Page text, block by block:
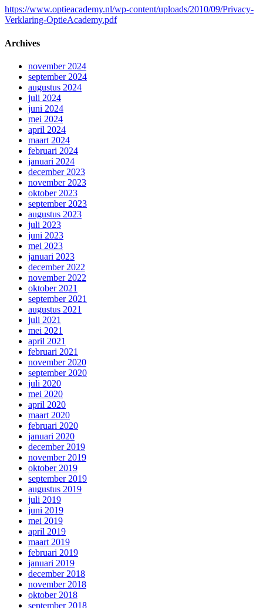
https://www.optieacademy.nl/wp-content/uploads/2010/09/Privacy-
Verklaring-OptieAcademy.pdf
Archives
november 2024
september 2024
augustus 2024
juli 2024
juni 2024
mei 2024
april 2024
maart 2024
februari 2024
januari 2024
december 2023
november 2023
oktober 2023
september 2023
augustus 2023
juli 2023
juni 2023
mei 2023
januari 2023
december 2022
november 2022
oktober 2021
september 2021
augustus 2021
juli 2021
mei 2021
april 2021
februari 2021
november 2020
september 2020
juli 2020
mei 2020
april 2020
maart 2020
februari 2020
januari 2020
december 2019
november 2019
oktober 2019
september 2019
augustus 2019
juli 2019
juni 2019
mei 2019
april 2019
maart 2019
februari 2019
januari 2019
december 2018
november 2018
oktober 2018
september 2018